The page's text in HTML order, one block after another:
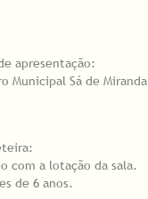
apresentação:
Municipal Sá de Miranda
com a lotação da sala.
de 6 anos.